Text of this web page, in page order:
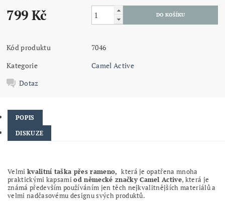
799 Kč
Kód produktu
7046
Kategorie
Camel Active
Dotaz
POPIS
DISKUZE
Velmi kvalitní taška přes rameno, která je opatřena mnoha
praktickými kapsami od německé značky Camel Active, která je
známá především používáním jen těch nejkvalitnějších materiálů a
velmi nadčasovému designu svých produktů.